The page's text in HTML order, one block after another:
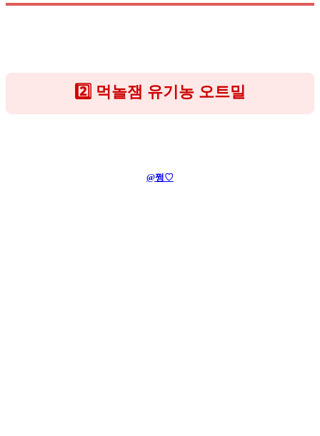
2️⃣ 먹놀잼 유기농 오트밀
@쩡♡